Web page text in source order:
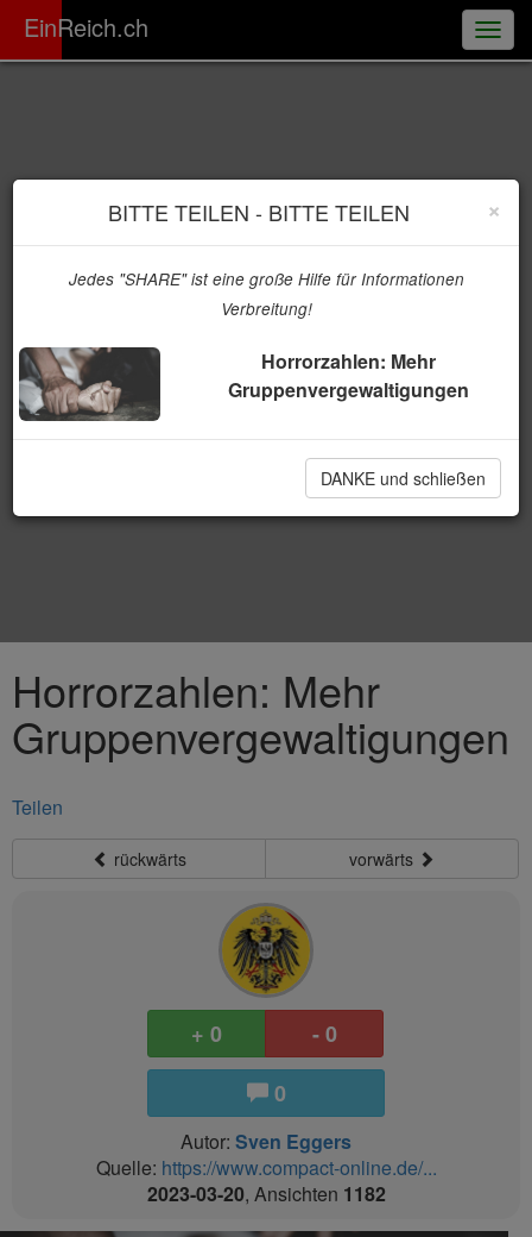
EinReich.ch
ER
Horrorzahlen: Mehr
Gruppenvergewaltigungen
Teilen
rückwärts vorwärts
+ 0
- 0
0
Autor: Sven Eggers
Quelle: https://www.compact-online.de/...
2023-03-20, Ansichten 1182
×
BITTE TEILEN - BITTE TEILEN
Jedes "SHARE" ist eine große Hilfe für Informationen
Verbreitung!
Horrorzahlen: Mehr
Gruppenvergewaltigungen
DANKE und schließen